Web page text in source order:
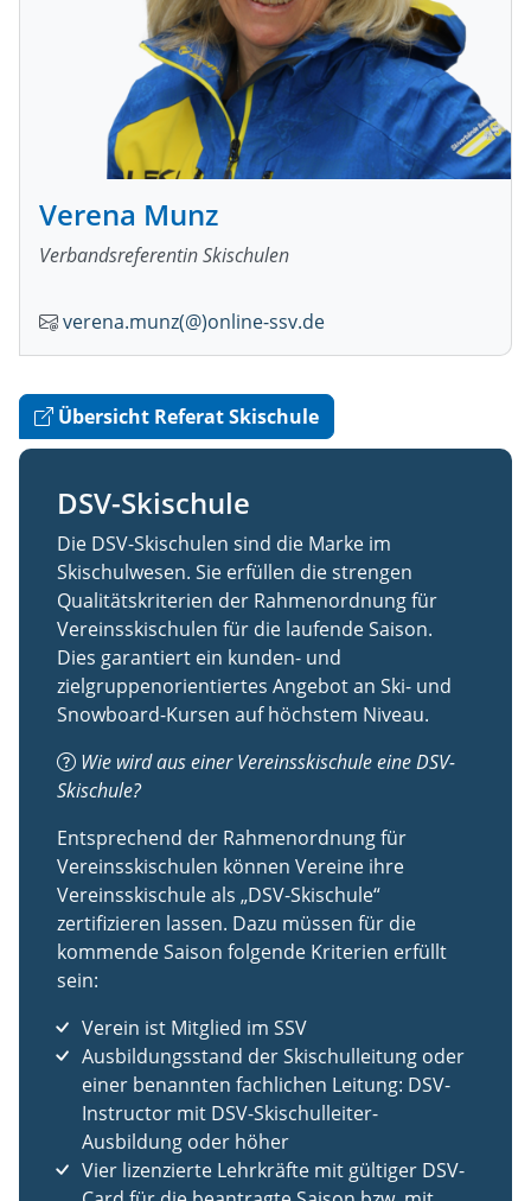
Verena Munz
Verbandsreferentin Skischulen
verena.munz(@)online-ssv.de
Übersicht Referat Skischule
DSV-Skischule
Die DSV-Skischulen sind die Marke im
Skischulwesen. Sie erfüllen die strengen
Qualitätskriterien der Rahmenordnung für
Vereinsskischulen für die laufende Saison.
Dies garantiert ein kunden- und
zielgruppenorientiertes Angebot an Ski- und
Snowboard-Kursen auf höchstem Niveau.
Wie wird aus einer Vereinsskischule eine DSV-
Skischule?
Entsprechend der Rahmenordnung für
Vereinsskischulen können Vereine ihre
Vereinsskischule als „DSV-Skischule“
zertifizieren lassen. Dazu müssen für die
kommende Saison folgende Kriterien erfüllt
sein:
Verein ist Mitglied im SSV
Ausbildungsstand der Skischulleitung oder
einer benannten fachlichen Leitung: DSV-
Instructor mit DSV-Skischulleiter-
Ausbildung oder höher
Vier lizenzierte Lehrkräfte mit gültiger DSV-